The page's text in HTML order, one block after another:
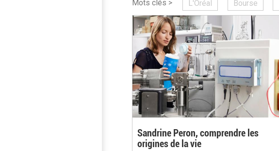
Mots clés > L'Oréal Bourse
Sandrine Peron, comprendre les
origines de la vie